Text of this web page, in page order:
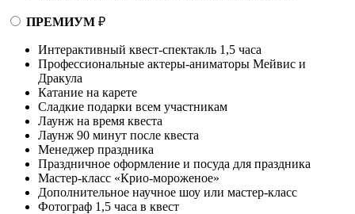
ПРЕМИУМ ₽
Интерактивный квест-спектакль 1,5 часа
Профессиональные актеры-аниматоры Мейвис и
Дракула
Катание на карете
Сладкие подарки всем участникам
Лаунж на время квеста
Лаунж 90 минут после квеста
Менеджер праздника
Праздничное оформление и посуда для праздника
Мастер-класс «Крио-мороженое»
Дополнительное научное шоу или мастер-класс
Фотограф 1,5 часа в квест